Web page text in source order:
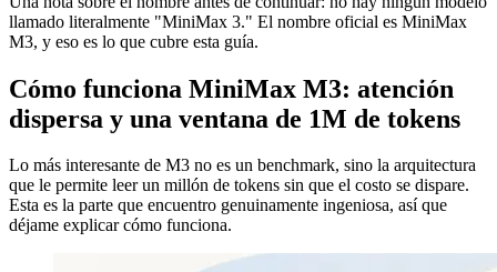
llamado literalmente "MiniMax 3." El nombre oficial es MiniMax
M3, y eso es lo que cubre esta guía.
Cómo funciona MiniMax M3: atención
dispersa y una ventana de 1M de tokens
Lo más interesante de M3 no es un benchmark, sino la arquitectura
que le permite leer un millón de tokens sin que el costo se dispare.
Esta es la parte que encuentro genuinamente ingeniosa, así que
déjame explicar cómo funciona.